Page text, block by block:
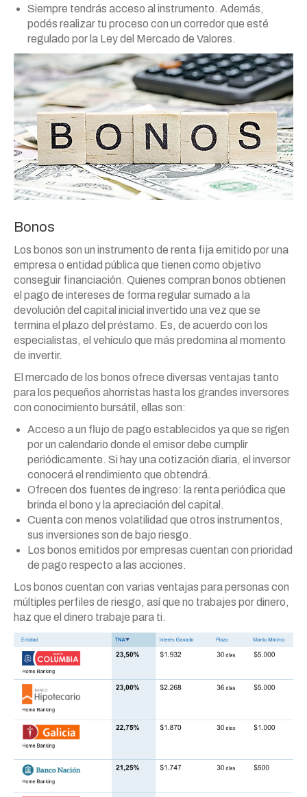
Siempre tendrás acceso al instrumento. Además,
podés realizar tu proceso con un corredor que esté
regulado por la Ley del Mercado de Valores.
Bonos
Los bonos son un instrumento de renta fija emitido por una
empresa o entidad pública que tienen como objetivo
conseguir financiación. Quienes compran bonos obtienen
el pago de intereses de forma regular sumado a la
devolución del capital inicial invertido una vez que se
termina el plazo del préstamo. Es, de acuerdo con los
especialistas, el vehículo que más predomina al momento
de invertir.
El mercado de los bonos ofrece diversas ventajas tanto
para los pequeños ahorristas hasta los grandes inversores
con conocimiento bursátil, ellas son:
Acceso a un flujo de pago establecidos ya que se rigen
por un calendario donde el emisor debe cumplir
periódicamente. Si hay una cotización diaria, el inversor
conocerá el rendimiento que obtendrá.
Ofrecen dos fuentes de ingreso: la renta periódica que
brinda el bono y la apreciación del capital.
Cuenta con menos volatilidad que otros instrumentos,
sus inversiones son de bajo riesgo.
Los bonos emitidos por empresas cuentan con prioridad
de pago respecto a las acciones.
Los bonos cuentan con varias ventajas para personas con
múltiples perfiles de riesgo, así que no trabajes por dinero,
haz que el dinero trabaje para ti.